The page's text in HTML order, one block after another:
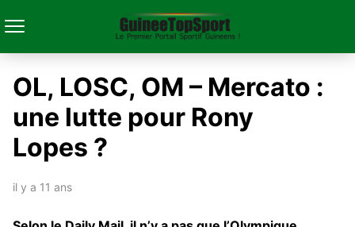
OL, LOSC, OM – Mercato :
une lutte pour Rony
Lopes ?
il y a 11 ans